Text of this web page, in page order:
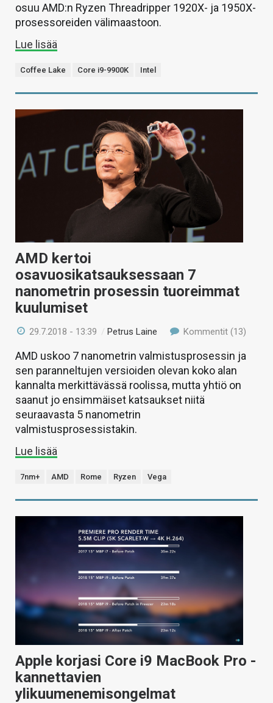
osuu AMD:n Ryzen Threadripper 1920X- ja 1950X-
prosessoreiden välimaastoon.
Lue lisää
Coffee Lake Core i9-9900K Intel
AMD kertoi
osavuosikatsauksessaan 7
nanometrin prosessin tuoreimmat
kuulumiset
29.7.2018 - 13:39 / Petrus Laine Kommentit (13)
AMD uskoo 7 nanometrin valmistusprosessin ja
sen paranneltujen versioiden olevan koko alan
kannalta merkittävässä roolissa, mutta yhtiö on
saanut jo ensimmäiset katsaukset niitä
seuraavasta 5 nanometrin
valmistusprosessistakin.
Lue lisää
7nm+ AMD Rome Ryzen Vega
Apple korjasi Core i9 MacBook Pro -
kannettavien
ylikuumenemisongelmat